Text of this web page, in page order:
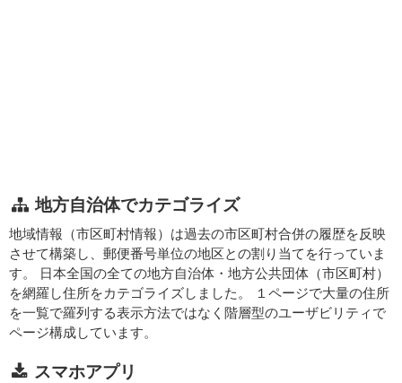
地方自治体でカテゴライズ
地域情報（市区町村情報）は過去の市区町村合併の履歴を反映
させて構築し、郵便番号単位の地区との割り当てを行っていま
す。 日本全国の全ての地方自治体・地方公共団体（市区町村）
を網羅し住所をカテゴライズしました。 １ページで大量の住所
を一覧で羅列する表示方法ではなく階層型のユーザビリティで
ページ構成しています。
スマホアプリ